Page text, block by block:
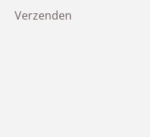
Verzenden